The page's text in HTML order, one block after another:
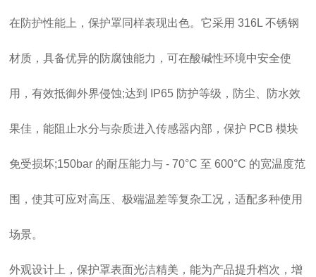
在防护性能上，保护罩同样表现出色。它采用 316L 不锈钢
材质，具备优异的防腐蚀能力，可在酸碱性环境中安全使
用，有效抵御外界侵蚀;达到 IP65 防护等级，防尘、防水效
果佳，能阻止水分与杂质进入传感器内部，保护 PCB 模块
免受损坏;150bar 的耐压能力与 - 70°C 至 600°C 的宽温度范
围，使其可应对高压、极端温差等复杂工况，适配多种使用
场景。
外观设计上，保护罩表面光洁精美，能为产品提升档次，增